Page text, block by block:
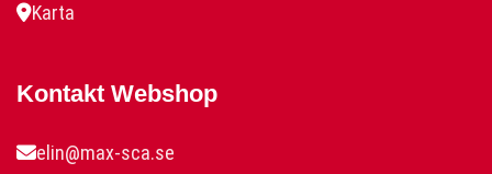
Karta
Kontakt Webshop
elin@max-sca.se